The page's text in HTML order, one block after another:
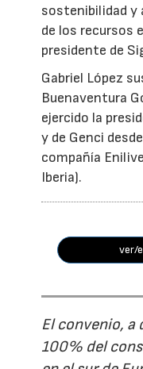
sostenibilidad y
de los recursos
presidente de
Gabriel López
Buenaventura
ejercido la
y de Genci
compañía
Iberia).
ver/
El convenio, a
100% del